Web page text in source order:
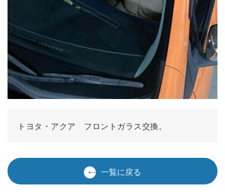
トヨタ・アクア フロントガラス交換。
一覧に戻る